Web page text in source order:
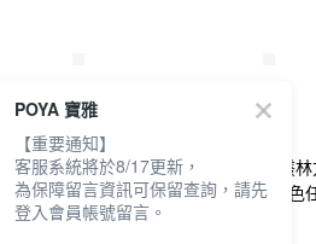
PlayBoy菱鏡叢林毛巾
(33x76cm)-兩色任選
NT$170
PlayBoy菱鏡叢
(33x36cm)-兩色
POYA 寶雅
【重要通知】
客服系統將於8/17更新，
為保障留言資訊可保留查詢，請先
登入會員帳號留言。